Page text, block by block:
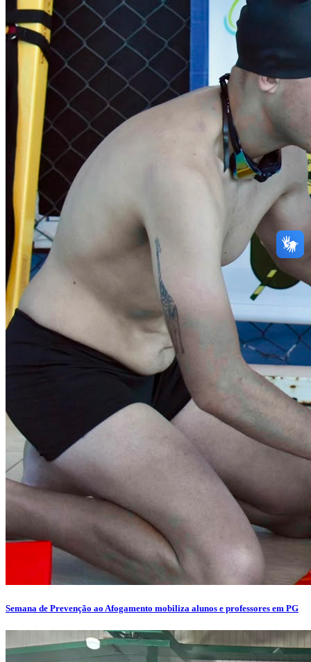
Semana de Prevenção ao Afogamento mobiliza alunos e professores em PG